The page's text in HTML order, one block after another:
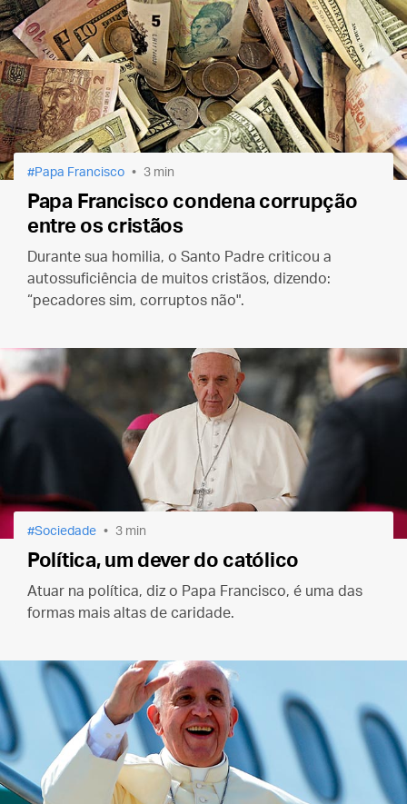
Papa Francisco 3 min
Papa Francisco condena corrupção
entre os cristãos
Durante sua homilia, o Santo Padre criticou a
autossuficiência de muitos cristãos, dizendo:
“pecadores sim, corruptos não".
Sociedade 3 min
Política, um dever do católico
Atuar na política, diz o Papa Francisco, é uma das
formas mais altas de caridade.